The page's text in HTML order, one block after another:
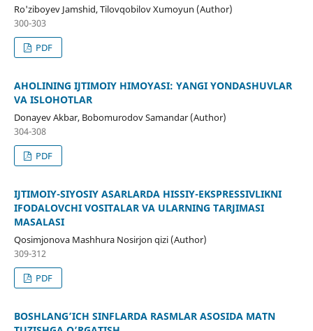
Ro'ziboyev Jamshid, Tilovqobilov Xumoyun (Author)
300-303
PDF
AHOLINING IJTIMOIY HIMOYASI: YANGI YONDASHUVLAR
VA ISLOHOTLAR
Donayev Akbar, Bobomurodov Samandar (Author)
304-308
PDF
IJTIMOIY-SIYOSIY ASARLARDA HISSIY-EKSPRESSIVLIKNI
IFODALOVCHI VOSITALAR VA ULARNING TARJIMASI
MASALASI
Qosimjonova Mashhura Nosirjon qizi (Author)
309-312
PDF
BOSHLANG’ICH SINFLARDA RASMLAR ASOSIDA MATN